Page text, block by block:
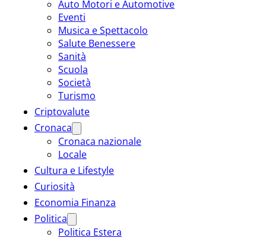
Auto Motori e Automotive
Eventi
Musica e Spettacolo
Salute Benessere
Sanità
Scuola
Società
Turismo
Criptovalute
Cronaca
Cronaca nazionale
Locale
Cultura e Lifestyle
Curiosità
Economia Finanza
Politica
Politica Estera